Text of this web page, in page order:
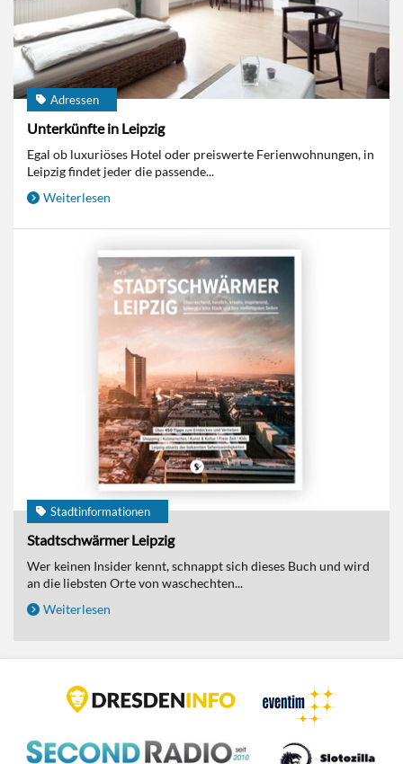
Adressen
Unterkünfte in Leipzig
Egal ob luxuriöses Hotel oder preiswerte Ferienwohnungen, in
Leipzig findet jeder die passende...
Weiterlesen
Stadtinformationen
Stadtschwärmer Leipzig
Wer keinen Insider kennt, schnappt sich dieses Buch und wird
an die liebsten Orte von waschechten...
Weiterlesen